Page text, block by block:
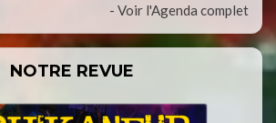
- Voir l'Agenda complet
NOTRE REVUE